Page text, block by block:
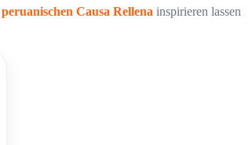
peruanischen Causa Rellena inspirieren lassen